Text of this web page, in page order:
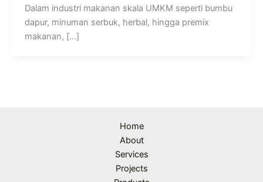
Dalam industri makanan skala UMKM seperti bumbu
dapur, minuman serbuk, herbal, hingga premix
makanan, […]
Home
About
Services
Projects